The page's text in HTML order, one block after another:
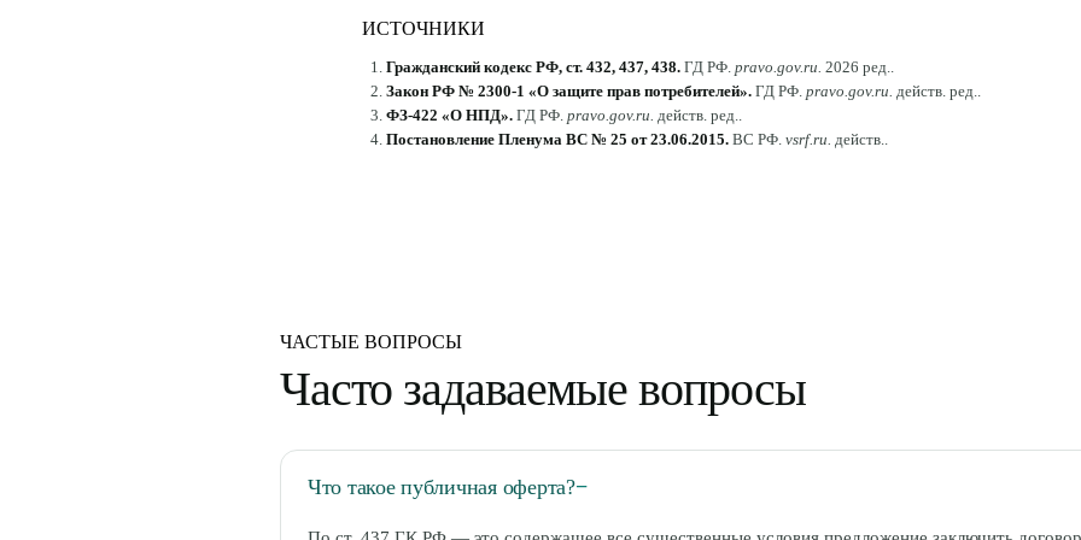
ИСТОЧНИКИ
Гражданский кодекс РФ, ст. 432, 437, 438. ГД РФ. pravo.gov.ru. 2026 ред..
Закон РФ № 2300-1 «О защите прав потребителей». ГД РФ. pravo.gov.ru. действ. ред..
ФЗ-422 «О НПД». ГД РФ. pravo.gov.ru. действ. ред..
Постановление Пленума ВС № 25 от 23.06.2015. ВС РФ. vsrf.ru. действ..
ЧАСТЫЕ ВОПРОСЫ
Часто задаваемые вопросы
Что такое публичная оферта?−